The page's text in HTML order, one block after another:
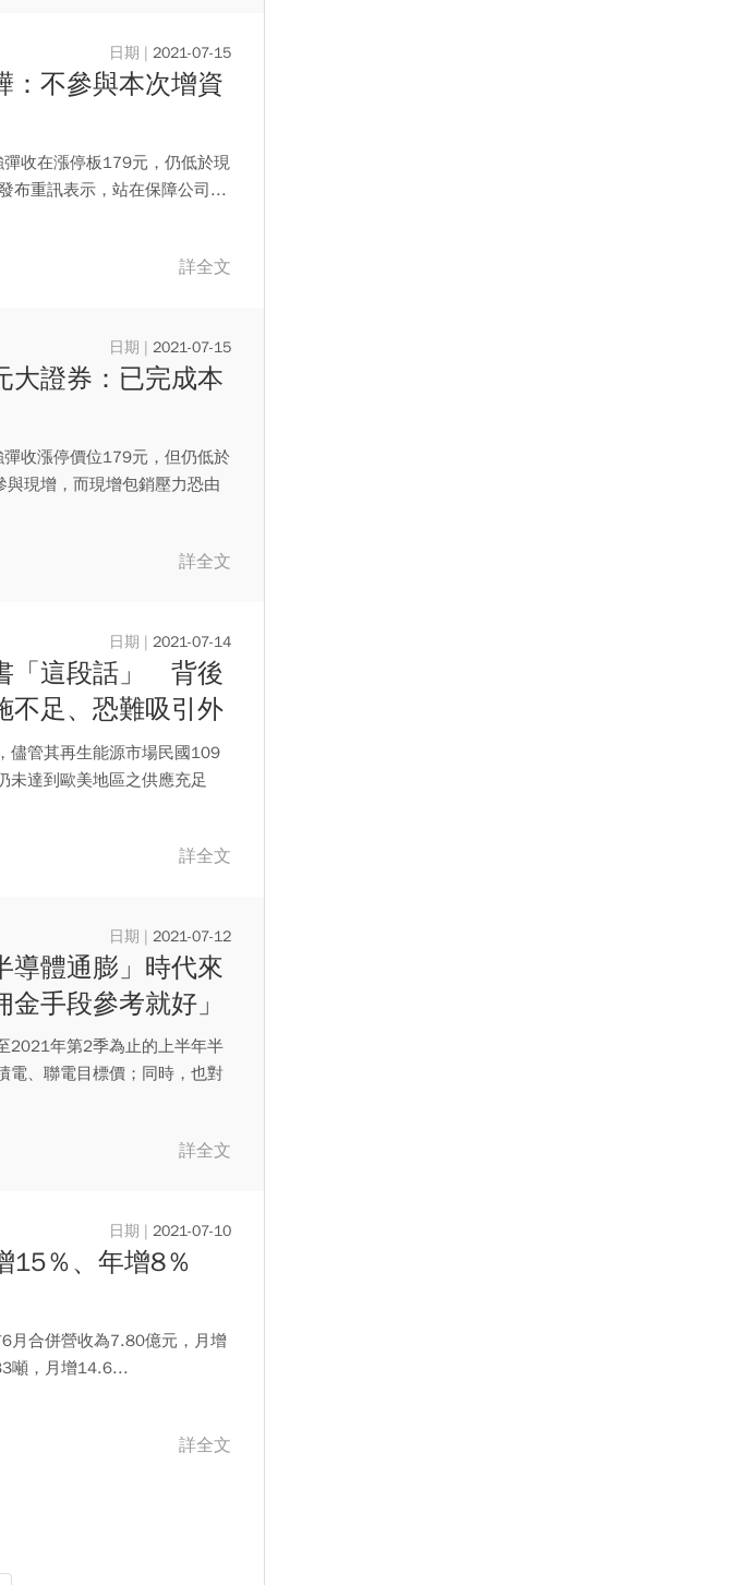
2021-07-15
不參與本次增資
收在漲停板179元，仍低於現
布重訊表示，站在保障公司...
詳全文
2021-07-15
證券：已完成本
收漲停價位179元，但仍低於
現增，而現增包銷壓力恐由
詳全文
2021-07-14
「這段話」 背後
不足、恐難吸引外
儘管其再生能源市場民國109
未達到歐美地區之供應充足
詳全文
2021-07-12
導體通膨」時代來
手段參考就好」
2021年第2季為止的上半年半
電、聯電目標價；同時，也對
詳全文
2021-07-10
15％、年增8％
月合併營收為7.80億元，月增
噸，月增14.6...
詳全文